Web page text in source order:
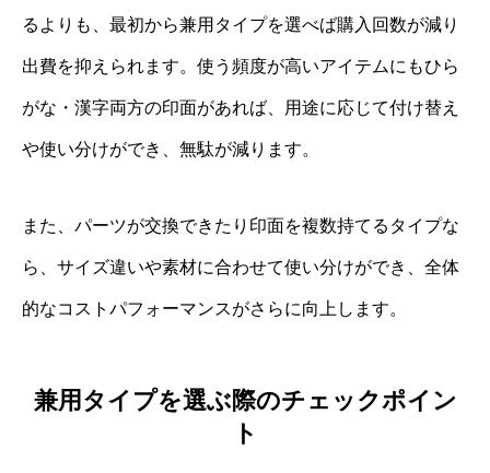
るよりも、最初から兼用タイプを選べば購入回数が減り
出費を抑えられます。使う頻度が高いアイテムにもひら
がな・漢字両方の印面があれば、用途に応じて付け替え
や使い分けができ、無駄が減ります。
また、パーツが交換できたり印面を複数持てるタイプな
ら、サイズ違いや素材に合わせて使い分けができ、全体
的なコストパフォーマンスがさらに向上します。
兼用タイプを選ぶ際のチェックポイン
ト